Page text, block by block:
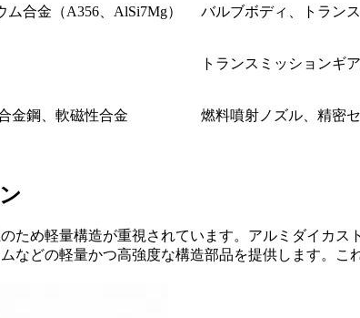
合金（A356、AlSi7Mg） バルブボディ、トラン
トランスミッションギ
金鋼、軟磁性合金 燃料噴射ノズル、精密
ため軽量構造が重視されています。アルミダイカ
などの軽量かつ高強度な構造部品を提供します。